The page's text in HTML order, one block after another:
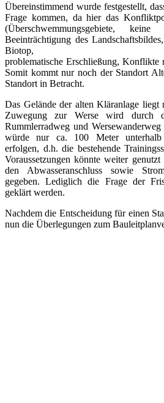
Übereinstimmend wurde festgestellt,
Frage kommen, da hier das
(Überschwemmungsgebiete, keine
Beeinträchtigung des
Biotop,
problematische Erschließung, Konflikte
Somit kommt nur noch der Standort
Standort in Betracht.
Das Gelände der alten Kläranlage liegt
Zuwegung zur Werse wird durch
Rummlerradweg und
würde nur ca. 100 Meter unterhalb
erfolgen, d.h. die bestehende
Voraussetzungen könnte weiter
den Abwasseranschluss sowie
gegeben. Lediglich die Frage der
geklärt werden.
Nachdem die Entscheidung für einen
nun die Überlegungen zum